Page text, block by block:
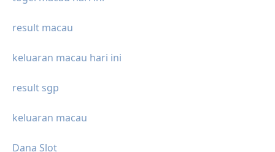
result macau
keluaran macau hari ini
result sgp
keluaran macau
Dana Slot